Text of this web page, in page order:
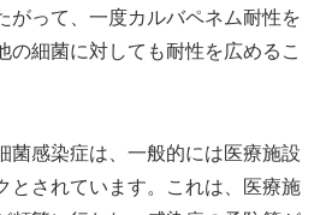
がって、一度カルバペネム耐性を
の細菌に対しても耐性を広めるこ
菌感染症は、一般的には医療施設
とされています。これは、医療施